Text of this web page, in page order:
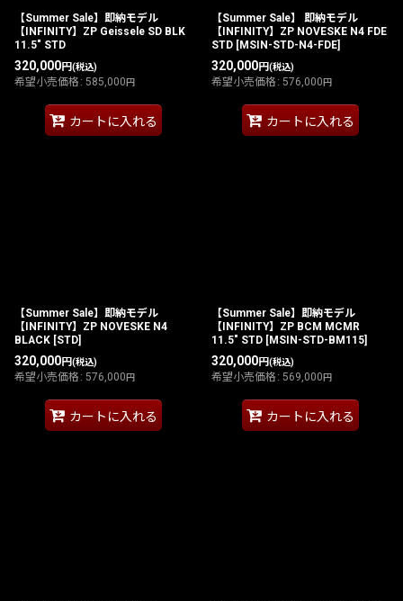
【Summer Sale】即納モデル
【INFINITY】ZP Geissele SD BLK
11.5" STD
320,000円(税込)
希望小売価格 : 585,000 円
カートに入れる
【Summer Sale】 即納モデル
【INFINITY】ZP NOVESKE N4 FDE
STD [MSIN-STD-N4-FDE]
320,000円(税込)
希望小売価格 : 576,000 円
カートに入れる
【Summer Sale】即納モデル
【INFINITY】ZP NOVESKE N4
BLACK [STD]
320,000円(税込)
希望小売価格 : 576,000 円
カートに入れる
【Summer Sale】即納モデル
【INFINITY】ZP BCM MCMR
11.5" STD [MSIN-STD-BM115]
320,000円(税込)
希望小売価格 : 569,000 円
カートに入れる